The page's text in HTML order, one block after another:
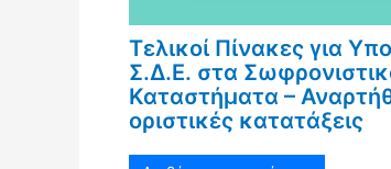
Τελικοί Πίνακες για
Σ.Δ.Ε. στα
Καταστήματα –
οριστικές κατατάξεις